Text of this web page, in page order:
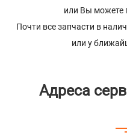
или Вы можете
Почти все запчасти в
или у
Адреса